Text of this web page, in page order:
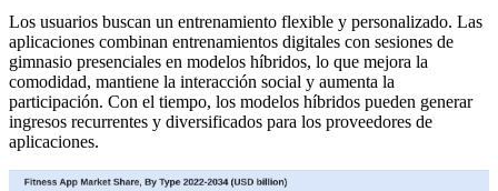
Los usuarios buscan un entrenamiento flexible y personalizado. Las
aplicaciones combinan entrenamientos digitales con sesiones de
gimnasio presenciales en modelos híbridos, lo que mejora la
comodidad, mantiene la interacción social y aumenta la
participación. Con el tiempo, los modelos híbridos pueden generar
ingresos recurrentes y diversificados para los proveedores de
aplicaciones.